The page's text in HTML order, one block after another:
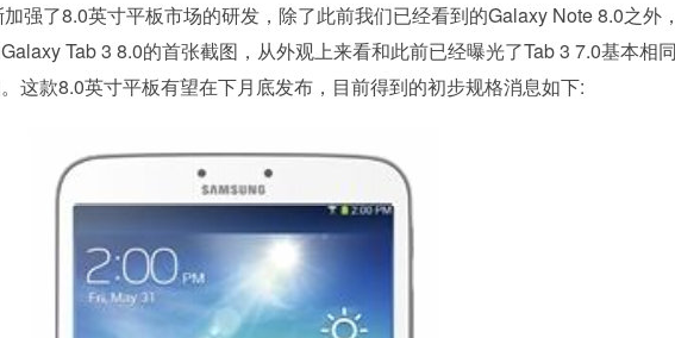
强了8.0英寸平板市场的研发，除了此前我们已经看到的Galaxy Note 8.0之外
Tab 3 8.0的首张截图，从外观上来看和此前已经曝光了Tab 3 7.0基本相
这款8.0英寸平板有望在下月底发布，目前得到的初步规格消息如下: